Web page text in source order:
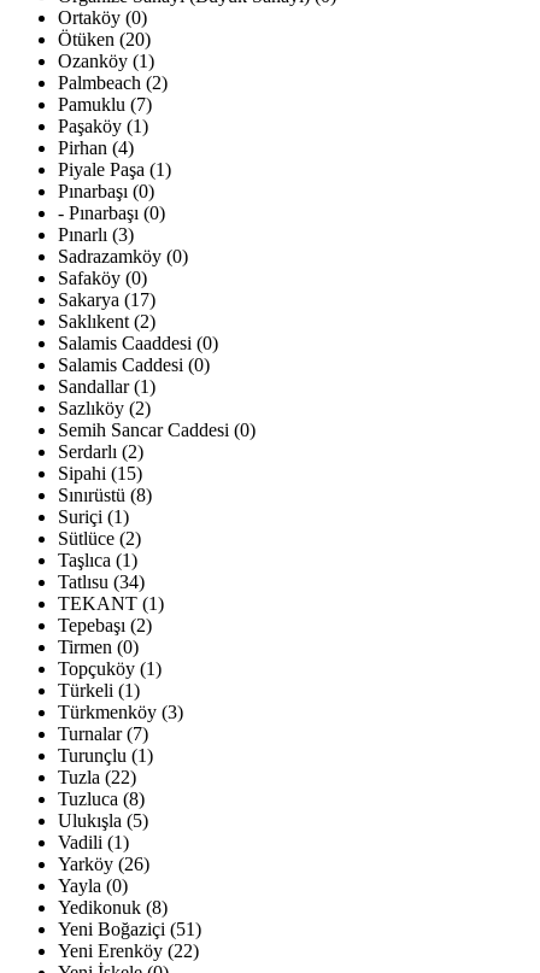
Ortaköy (0)
Ötüken (20)
Ozanköy (1)
Palmbeach (2)
Pamuklu (7)
Paşaköy (1)
Pirhan (4)
Piyale Paşa (1)
Pınarbaşı (0)
- Pınarbaşı (0)
Pınarlı (3)
Sadrazamköy (0)
Safaköy (0)
Sakarya (17)
Saklıkent (2)
Salamis Caaddesi (0)
Salamis Caddesi (0)
Sandallar (1)
Sazlıköy (2)
Semih Sancar Caddesi (0)
Serdarlı (2)
Sipahi (15)
Sınırüstü (8)
Suriçi (1)
Sütlüce (2)
Taşlıca (1)
Tatlısu (34)
TEKANT (1)
Tepebaşı (2)
Tirmen (0)
Topçuköy (1)
Türkeli (1)
Türkmenköy (3)
Turnalar (7)
Turunçlu (1)
Tuzla (22)
Tuzluca (8)
Ulukışla (5)
Vadili (1)
Yarköy (26)
Yayla (0)
Yedikonuk (8)
Yeni Boğaziçi (51)
Yeni Erenköy (22)